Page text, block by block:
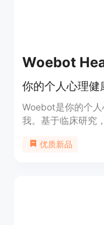
Woebot
你的个人心理健
Woebot是你的个
我。基于临床研究
预约或等候室的概念
优质新品